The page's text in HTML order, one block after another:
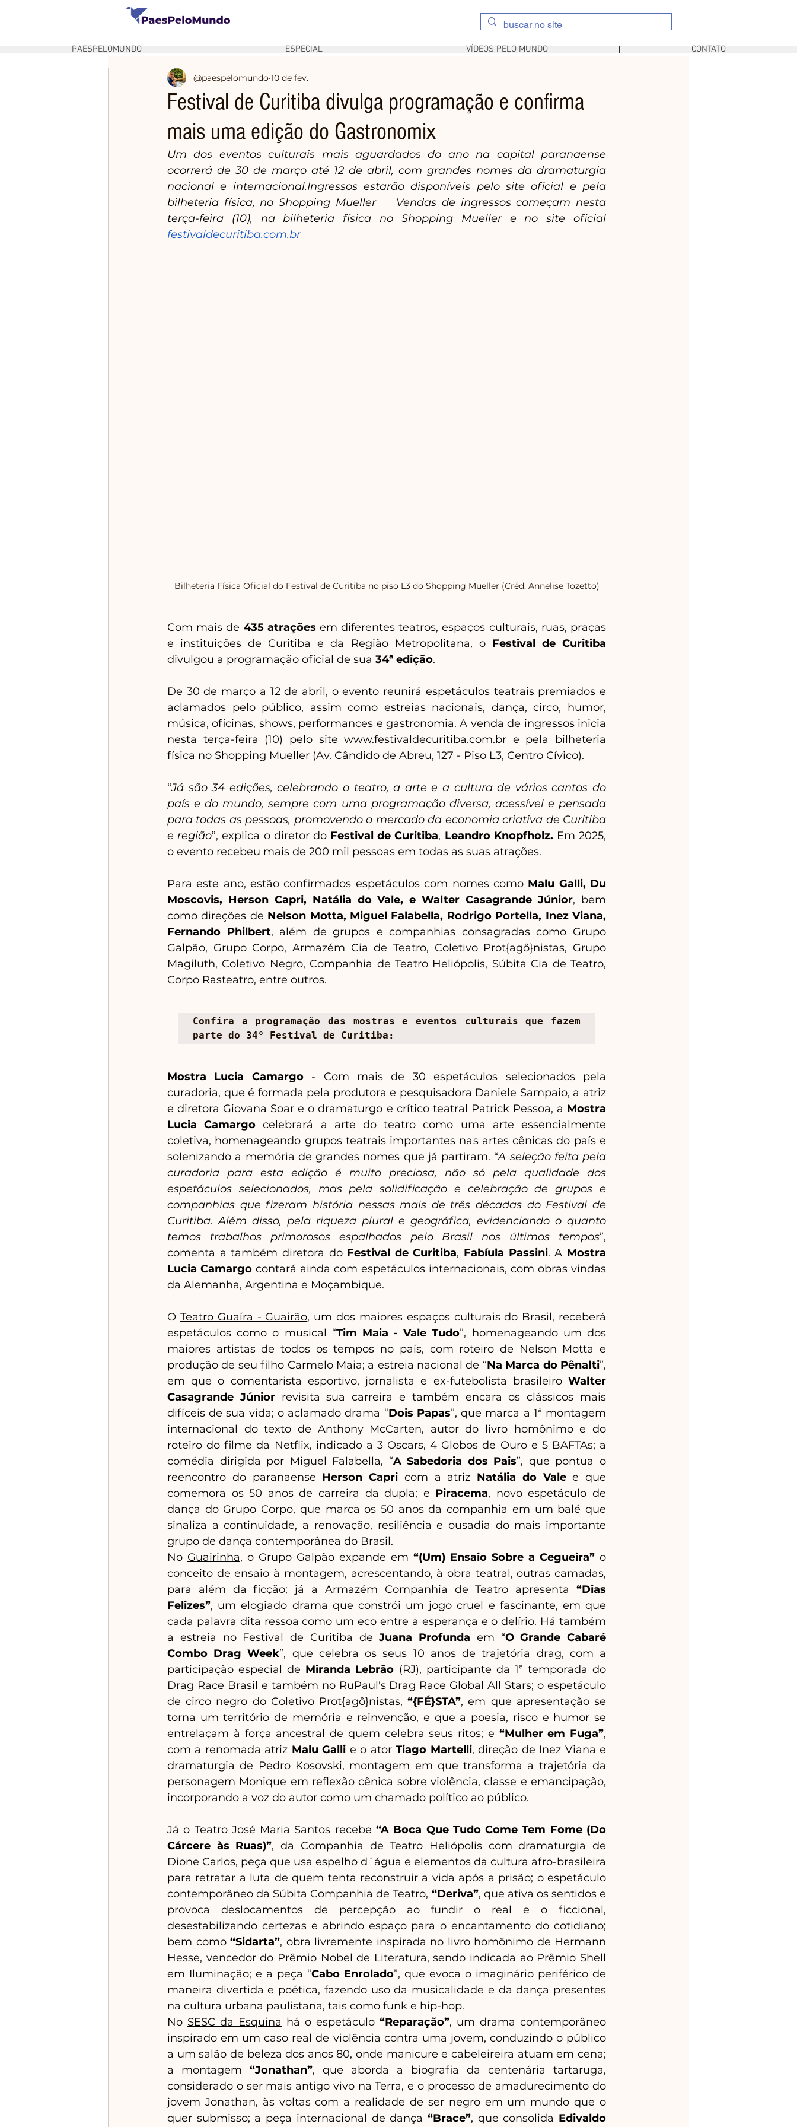
PAESPELOMUNDO ESPECIAL VÍDEOS PELO MUNDO CONTATO
Festival de Curitiba divulga programação e confirma
mais uma edição do Gastronomix
@paespelomundo 10 de fev.
Um dos eventos culturais mais aguardados do ano na capital paranaense
ocorrerá de 30 de março até 12 de abril, com grandes nomes da dramaturgia
nacional e internacional.Ingressos estarão disponíveis pelo site oficial e pela
bilheteria física, no Shopping Mueller    Vendas de ingressos começam nesta
festivaldecuritiba.com.br
Bilheteria Física Oficial do Festival de Curitiba no piso L3 do Shopping Mueller (Créd. Annelise Tozetto)
Com mais de 435 atrações em diferentes teatros, espaços culturais, ruas, praças
e instituições de Curitiba e da Região Metropolitana, o Festival de Curitiba
divulgou a programação oficial de sua 34ª edição.
De 30 de março a 12 de abril, o evento reunirá espetáculos teatrais premiados e
aclamados pelo público, assim como estreias nacionais, dança, circo, humor,
música, oficinas, shows, performances e gastronomia. A venda de ingressos inicia
nesta terça-feira (10) pelo site www.festivaldecuritiba.com.br e pela bilheteria
física no Shopping Mueller (Av. Cândido de Abreu, 127 - Piso L3, Centro Cívico).
“Já são 34 edições, celebrando o teatro, a arte e a cultura de vários cantos do
país e do mundo, sempre com uma programação diversa, acessível e pensada
para todas as pessoas, promovendo o mercado da economia criativa de Curitiba
e região”, explica o diretor do Festival de Curitiba, Leandro Knopfholz. Em 2025,
o evento recebeu mais de 200 mil pessoas em todas as suas atrações.
Para este ano, estão confirmados espetáculos com nomes como Malu Galli, Du
Moscovis, Herson Capri, Natália do Vale, e Walter Casagrande Júnior, bem
como direções de Nelson Motta, Miguel Falabella, Rodrigo Portella, Inez Viana,
Fernando Philbert, além de grupos e companhias consagradas como Grupo
Galpão, Grupo Corpo, Armazém Cia de Teatro, Coletivo Prot{agô}nistas, Grupo
Magiluth, Coletivo Negro, Companhia de Teatro Heliópolis, Súbita Cia de Teatro,
Corpo Rasteatro, entre outros.
Confira a programação das mostras e eventos culturais que fazem
parte do 34º Festival de Curitiba:
Mostra Lucia Camargo -
Com mais de 30 espetáculos selecionados pela
curadoria, que é formada pela produtora e pesquisadora Daniele Sampaio, a atriz
e diretora Giovana Soar e o dramaturgo e crítico teatral Patrick Pessoa, a Mostra
Lucia Camargo celebrará a arte do teatro como uma arte essencialmente
coletiva, homenageando grupos teatrais importantes nas artes cênicas do país e
solenizando a memória de grandes nomes que já partiram. “A seleção feita pela
curadoria para esta edição é muito preciosa, não só pela qualidade dos
espetáculos selecionados, mas pela solidificação e celebração de grupos e
companhias que fizeram história nessas mais de três décadas do Festival de
Curitiba. Além disso, pela riqueza plural e geográfica, evidenciando o quanto
temos trabalhos primorosos espalhados pelo Brasil nos últimos tempos”,
comenta a também diretora do Festival de Curitiba, Fabíula Passini. A Mostra
Lucia Camargo contará ainda com espetáculos internacionais, com obras vindas
da Alemanha, Argentina e Moçambique.
O Teatro Guaíra - Guairão, um dos maiores espaços culturais do Brasil, receberá
espetáculos como o musical “Tim Maia - Vale Tudo”, homenageando um dos
maiores artistas de todos os tempos no país, com roteiro de Nelson Motta e
produção de seu filho Carmelo Maia; a estreia nacional de “Na Marca do Pênalti”,
em que o comentarista esportivo, jornalista e ex-futebolista brasileiro Walter
Casagrande Júnior revisita sua carreira e também encara os clássicos mais
difíceis de sua vida; o aclamado drama “Dois Papas”, que marca a 1ª montagem
internacional do texto de Anthony McCarten, autor do livro homônimo e do
roteiro do filme da Netflix, indicado a 3 Oscars, 4 Globos de Ouro e 5 BAFTAs; a
comédia dirigida por Miguel Falabella, “A Sabedoria dos Pais”, que pontua o
reencontro do paranaense Herson Capri com a atriz Natália do Vale e que
comemora os 50 anos de carreira da dupla; e Piracema, novo espetáculo de
dança do Grupo Corpo, que marca os 50 anos da companhia em um balé que
sinaliza a continuidade, a renovação, resiliência e ousadia do mais importante
grupo de dança contemporânea do Brasil.
No Guairinha, o Grupo Galpão expande em “(Um) Ensaio Sobre a Cegueira” o
conceito de ensaio à montagem, acrescentando, à obra teatral, outras camadas,
para além da ficção; já a Armazém Companhia de Teatro apresenta “Dias
Felizes”, um elogiado drama que constrói um jogo cruel e fascinante, em que
cada palavra dita ressoa como um eco entre a esperança e o delírio. Há também
a estreia no Festival de Curitiba de Juana Profunda em “O Grande Cabaré
Combo Drag Week”, que celebra os seus 10 anos de trajetória drag, com a
participação especial de Miranda Lebrão (RJ), participante da 1ª temporada do
Drag Race Brasil e também no RuPaul's Drag Race Global All Stars; o espetáculo
de circo negro do Coletivo Prot{agô}nistas, “{FÉ}STA”, em que apresentação se
torna um território de memória e reinvenção, e que a poesia, risco e humor se
entrelaçam à força ancestral de quem celebra seus ritos; e “Mulher em Fuga”,
com a renomada atriz Malu Galli e o ator Tiago Martelli, direção de Inez Viana e
dramaturgia de Pedro Kosovski, montagem em que transforma a trajetória da
personagem Monique em reflexão cênica sobre violência, classe e emancipação,
incorporando a voz do autor como um chamado político ao público.
Já o Teatro José Maria Santos recebe “A Boca Que Tudo Come Tem Fome (Do
Cárcere às Ruas)”, da Companhia de Teatro Heliópolis com dramaturgia de
Dione Carlos, peça que usa espelho d´água e elementos da cultura afro-brasileira
para retratar a luta de quem tenta reconstruir a vida após a prisão; o espetáculo
contemporâneo da Súbita Companhia de Teatro, “Deriva”, que ativa os sentidos e
provoca deslocamentos de percepção ao fundir o real e o ficcional,
desestabilizando certezas e abrindo espaço para o encantamento do cotidiano;
bem como “Sidarta”, obra livremente inspirada no livro homônimo de Hermann
Hesse, vencedor do Prêmio Nobel de Literatura, sendo indicada ao Prêmio Shell
em Iluminação; e a peça “Cabo Enrolado”, que evoca o imaginário periférico de
maneira divertida e poética, fazendo uso da musicalidade e da dança presentes
na cultura urbana paulistana, tais como funk e hip-hop.
No SESC da Esquina há o espetáculo “Reparação”, um drama contemporâneo
inspirado em um caso real de violência contra uma jovem, conduzindo o público
a um salão de beleza dos anos 80, onde manicure e cabeleireira atuam em cena;
a montagem “Jonathan”, que aborda a biografia da centenária tartaruga,
considerado o ser mais antigo vivo na Terra, e o processo de amadurecimento do
jovem Jonathan, às voltas com a realidade de ser negro em um mundo que o
quer submisso; a peça internacional de dança “Brace”, que consolida Edivaldo